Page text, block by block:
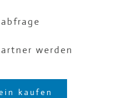
werden
kaufen